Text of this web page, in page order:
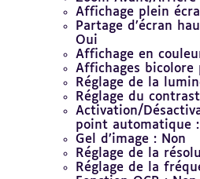
Affichage plein
Partage d’écran
Oui
Affichage en
Affichages bicolore
Réglage de la
Réglage du
Activation/
point automatique
Gel d’image : Non
Réglage de la
Réglage de la